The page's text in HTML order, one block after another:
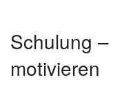
Schulung
motivieren